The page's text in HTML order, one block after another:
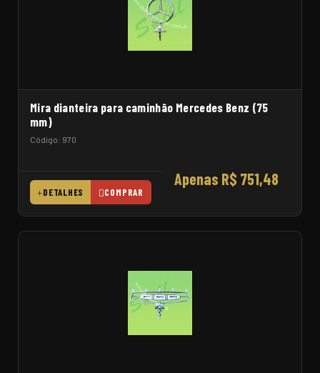
Mira dianteira para caminhão Mercedes Benz (75
mm)
Código: 970
Apenas R$ 751,48
DETALHES COMPRAR